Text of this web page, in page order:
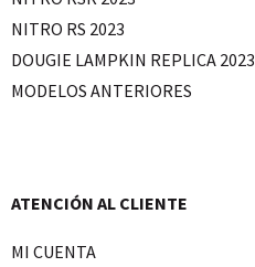
NITRO RS 2023
DOUGIE LAMPKIN REPLICA 2023
MODELOS ANTERIORES
ATENCIÓN AL CLIENTE
MI CUENTA